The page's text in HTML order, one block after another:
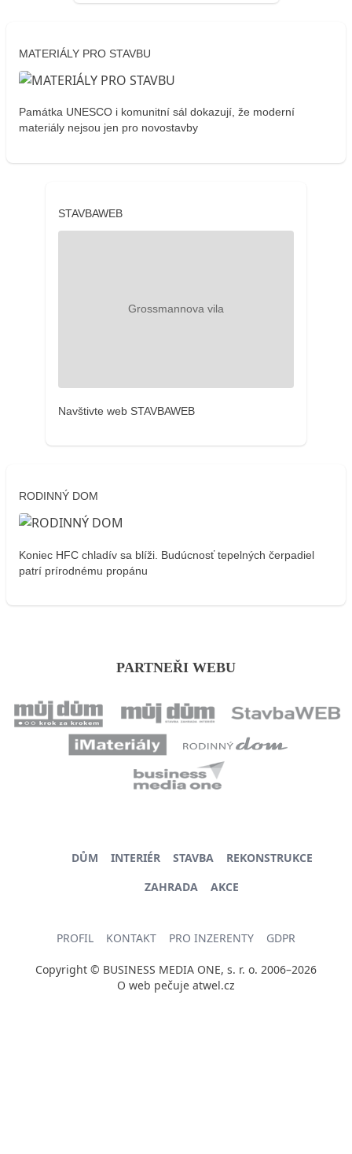
MATERIÁLY PRO STAVBU
Památka UNESCO i komunitní sál dokazují, že moderní
materiály nejsou jen pro novostavby
STAVBAWEB
Navštivte web STAVBAWEB
RODINNÝ DOM
Koniec HFC chladív sa blíži. Budúcnosť tepelných čerpadiel
patrí prírodnému propánu
PARTNEŘI WEBU
DŮM INTERIÉR STAVBA
REKONSTRUKCE
ZAHRADA
AKCE
PROFIL KONTAKT PRO INZERENTY GDPR
Copyright © BUSINESS MEDIA ONE, s. r. o. 2006–2026